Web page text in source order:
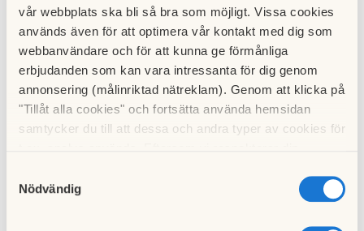
vår webbplats ska bli så bra som möjligt. Vissa cookies
används även för att optimera vår kontakt med dig som
webbanvändare och för att kunna ge förmånliga
erbjudanden som kan vara intressanta för dig genom
annonsering (målinriktad nätreklam). Genom att klicka på
"Tillåt alla cookies" och fortsätta använda hemsidan
samtycker du till att dessa och andra typer av cookies för
cookies och välja att endast tillåta ett urval.
Nödvändig
Gemensamhetsytor
Förutom att vi är goda grannar när vi är i våra lägenheter
och tänker på ljudnivån etc. så är vi lika goda grannar på våra
övriga ytor.